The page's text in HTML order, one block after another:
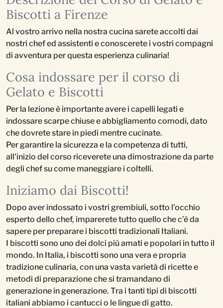
Biscotti a Firenze
Al vostro arrivo nella nostra cucina sarete accolti dai
nostri chef ed assistenti e conoscerete i vostri compagni
di avventura per questa esperienza culinaria!
Cosa indossare per il corso di
Gelato e Biscotti
Per la lezione è importante avere i capelli legati e
indossare scarpe chiuse e abbigliamento comodi, dato
che dovrete stare in piedi mentre cucinate.
Per garantire la sicurezza e la competenza di tutti,
all'inizio del corso riceverete una dimostrazione da parte
degli chef su come maneggiare i coltelli.
Iniziamo dai Biscotti!
Dopo aver indossato i vostri grembiuli, sotto l’occhio
esperto dello chef, imparerete tutto quello che c’è da
sapere per preparare i biscotti tradizionali Italiani.
I biscotti sono uno dei dolci più amati e popolari in tutto il
mondo. In Italia, i biscotti sono una vera e propria
tradizione culinaria, con una vasta varietà di ricette e
metodi di preparazione che si tramandano di
generazione in generazione. Tra i tanti tipi di biscotti
italiani abbiamo i cantucci o le lingue di gatto.